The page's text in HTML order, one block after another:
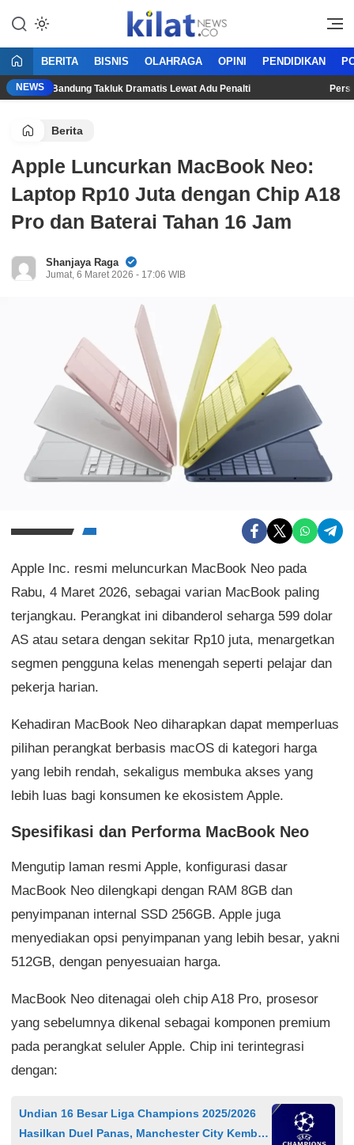
KilatNews.co
Mencerdaskan Anak Bangsa
BERITA BISNIS OLAHRAGA OPINI PENDIDIKAN
NEWSBandung Takluk Dramatis Lewat Adu Penalti Persija
Berita
Apple Luncurkan MacBook Neo:
Laptop Rp10 Juta dengan Chip A18
Pro dan Baterai Tahan 16 Jam
Shanjaya Raga
Jumat, 6 Maret 2026 - 17:06 WIB
Apple Inc. resmi meluncurkan MacBook Neo pada
Rabu, 4 Maret 2026, sebagai varian MacBook paling
terjangkau. Perangkat ini dibanderol seharga 599 dolar
AS atau setara dengan sekitar Rp10 juta, menargetkan
segmen pengguna kelas menengah seperti pelajar dan
pekerja harian.
Kehadiran MacBook Neo diharapkan dapat memperluas
pilihan perangkat berbasis macOS di kategori harga
yang lebih rendah, sekaligus membuka akses yang
lebih luas bagi konsumen ke ekosistem Apple.
Spesifikasi dan Performa MacBook Neo
Mengutip laman resmi Apple, konfigurasi dasar
MacBook Neo dilengkapi dengan RAM 8GB dan
penyimpanan internal SSD 256GB. Apple juga
menyediakan opsi penyimpanan yang lebih besar, yakni
512GB, dengan penyesuaian harga.
MacBook Neo ditenagai oleh chip A18 Pro, prosesor
yang sebelumnya dikenal sebagai komponen premium
pada perangkat seluler Apple. Chip ini terintegrasi
dengan:
Undian 16 Besar Liga Champions 2025/2026
Hasilkan Duel Panas, Manchester City Kembali